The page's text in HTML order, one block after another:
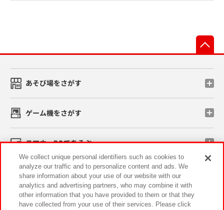
あそび場をさがす
ゲーム機をさがす
スマホ・PCであそぶ
イベント・キャンペーン
We collect unique personal identifiers such as cookies to
analyze our traffic and to personalize content and ads. We
share information about your use of our website with our
analytics and advertising partners, who may combine it with
other information that you have provided to them or that they
have collected from your use of their services. Please click